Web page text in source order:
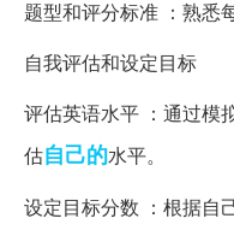
题型和评分标准 ：熟悉
自我评估和设定目标
评估英语水平 ：通过模
估自己的水平。
设定目标分数 ：根据自